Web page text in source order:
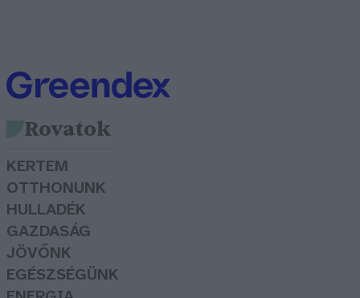
Rovatok
KERTEM
OTTHONUNK
HULLADÉK
GAZDASÁG
JÖVŐNK
EGÉSZSÉGÜNK